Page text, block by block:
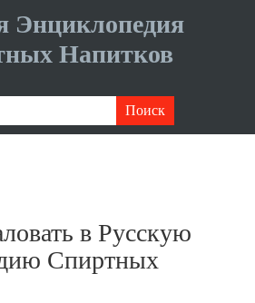
Энциклопедия
Напитков
в Русскую
Спиртных